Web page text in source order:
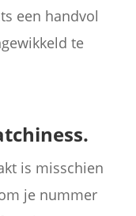
een handvol
te
is misschien
je nummer